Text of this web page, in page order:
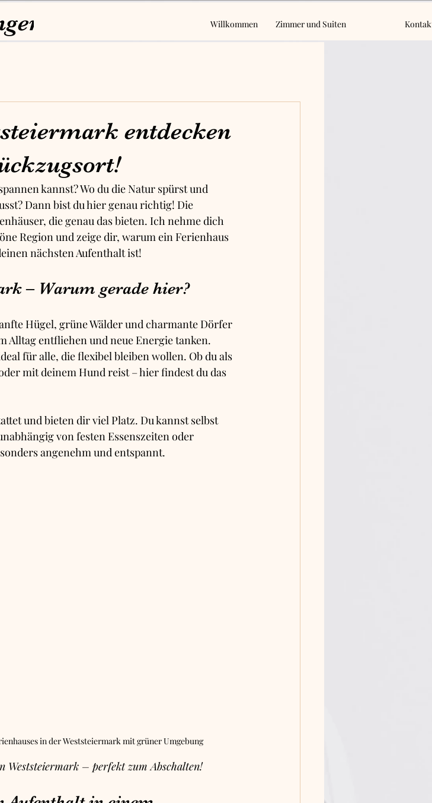
Pabst Willkommen Zimmer und Suiten
entdecken
kannst? Wo du die Natur spürst und
Dann bist du hier genau richtig! Die
die genau das bieten. Ich nehme dich
Region und zeige dir, warum ein Ferienhaus
nächsten Aufenthalt ist!
– Warum gerade hier?
Hügel, grüne Wälder und charmante Dörfer
Alltag entfliehen und neue Energie tanken.
für alle, die flexibel bleiben wollen. Ob du als
mit deinem Hund reist – hier findest du das
und bieten dir viel Platz. Du kannst selbst
von festen Essenszeiten oder
angenehm und entspannt.
in der Weststeiermark mit grüner Umgebung
Weststeiermark – perfekt zum Abschalten!